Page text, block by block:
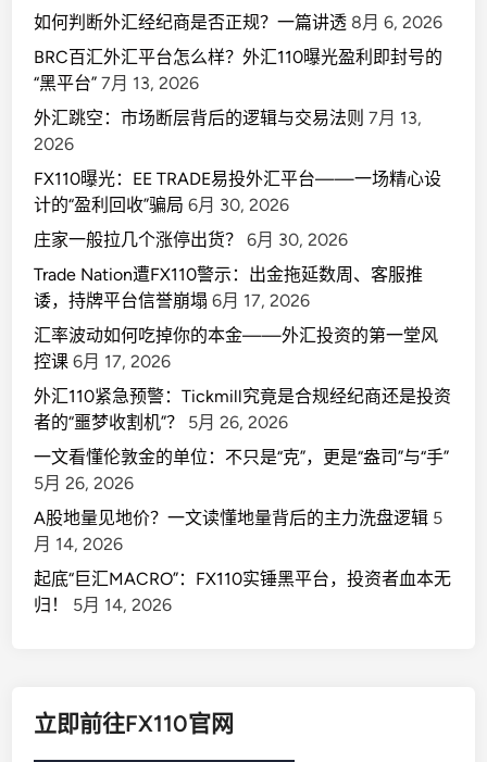
如何判断外汇经纪商是否正规？一篇讲透 8月 6, 2026
BRC百汇外汇平台怎么样？外汇110曝光盈利即封号的
“黑平台” 7月 13, 2026
外汇跳空：市场断层背后的逻辑与交易法则 7月 13,
2026
FX110曝光：EE TRADE易投外汇平台——一场精心设
计的“盈利回收”骗局 6月 30, 2026
庄家一般拉几个涨停出货？
6月 30, 2026
Trade Nation遭FX110警示：出金拖延数周、客服推
诿，持牌平台信誉崩塌 6月 17, 2026
汇率波动如何吃掉你的本金——外汇投资的第一堂风
控课 6月 17, 2026
外汇110紧急预警：Tickmill究竟是合规经纪商还是投资
者的“噩梦收割机”？
5月 26, 2026
一文看懂伦敦金的单位：不只是“克”，更是“盎司”与“手”
5月 26, 2026
A股地量见地价？一文读懂地量背后的主力洗盘逻辑 5
月 14, 2026
起底“巨汇MACRO”：FX110实锤黑平台，投资者血本无
归！
5月 14, 2026
立即前往FX110官网